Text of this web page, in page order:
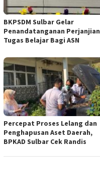
BKPSDM Sulbar Gelar
Penandatanganan Perjanjian
Tugas Belajar Bagi ASN
Percepat Proses Lelang dan
Penghapusan Aset Daerah,
BPKAD Sulbar Cek Randis